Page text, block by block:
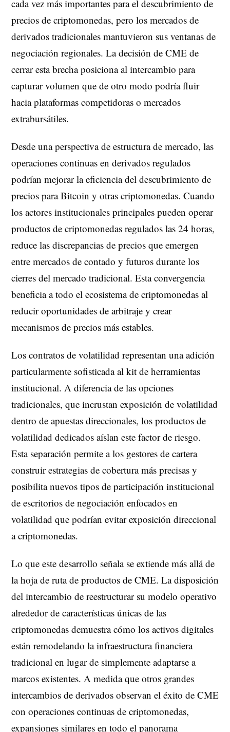
cada vez más importantes para el descubrimiento de
precios de criptomonedas, pero los mercados de
derivados tradicionales mantuvieron sus ventanas de
negociación regionales. La decisión de CME de
cerrar esta brecha posiciona al intercambio para
capturar volumen que de otro modo podría fluir
hacia plataformas competidoras o mercados
extrabursátiles.
Desde una perspectiva de estructura de mercado, las
operaciones continuas en derivados regulados
podrían mejorar la eficiencia del descubrimiento de
precios para Bitcoin y otras criptomonedas. Cuando
los actores institucionales principales pueden operar
productos de criptomonedas regulados las 24 horas,
reduce las discrepancias de precios que emergen
entre mercados de contado y futuros durante los
cierres del mercado tradicional. Esta convergencia
beneficia a todo el ecosistema de criptomonedas al
reducir oportunidades de arbitraje y crear
mecanismos de precios más estables.
Los contratos de volatilidad representan una adición
particularmente sofisticada al kit de herramientas
institucional. A diferencia de las opciones
tradicionales, que incrustan exposición de volatilidad
dentro de apuestas direccionales, los productos de
volatilidad dedicados aíslan este factor de riesgo.
Esta separación permite a los gestores de cartera
construir estrategias de cobertura más precisas y
posibilita nuevos tipos de participación institucional
de escritorios de negociación enfocados en
volatilidad que podrían evitar exposición direccional
a criptomonedas.
Lo que este desarrollo señala se extiende más allá de
la hoja de ruta de productos de CME. La disposición
del intercambio de reestructurar su modelo operativo
alrededor de características únicas de las
criptomonedas demuestra cómo los activos digitales
están remodelando la infraestructura financiera
tradicional en lugar de simplemente adaptarse a
marcos existentes. A medida que otros grandes
intercambios de derivados observan el éxito de CME
con operaciones continuas de criptomonedas,
expansiones similares en todo el panorama